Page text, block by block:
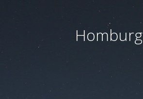
Homburg